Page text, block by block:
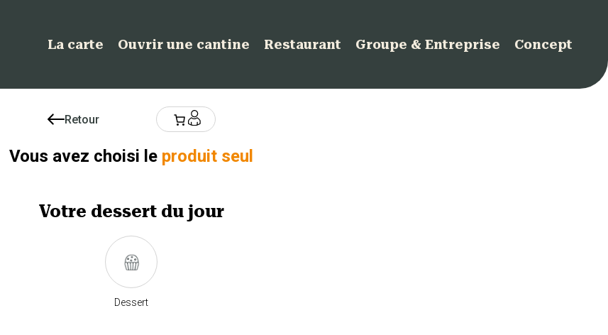
La carte Ouvrir une cantine Restaurant Groupe & Entreprise Concept
Retour
Vous avez choisi le produit seul
Votre dessertdu jour
Dessert